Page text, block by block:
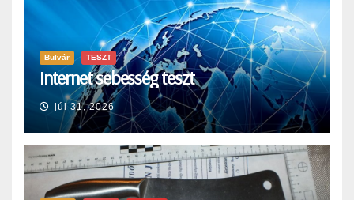
Bulvár TESZT
Internet sebesség teszt
júl 31, 2026